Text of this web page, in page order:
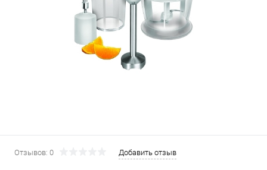
Отзывов: 0 Добавить отзыв